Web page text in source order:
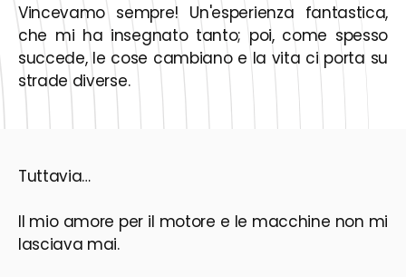
Vincevamo sempre! Un'esperienza fantastica,
che mi ha insegnato tanto; poi, come spesso
succede, le cose cambiano e la vita ci porta su
strade diverse.
Tuttavia…
Il mio amore per il motore e le macchine non mi
lasciava mai.